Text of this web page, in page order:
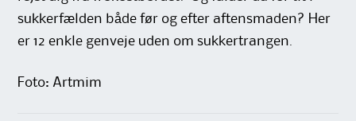
sukkerfælden både før og efter aftensmaden? Her
er 12 enkle genveje uden om sukkertrangen.
Foto: Artmim